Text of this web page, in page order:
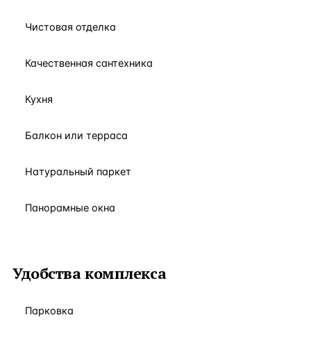
Чистовая отделка
Качественная сантехника
Кухня
Балкон или терраса
Натуральный паркет
Панорамные окна
Удобства комплекса
Парковка